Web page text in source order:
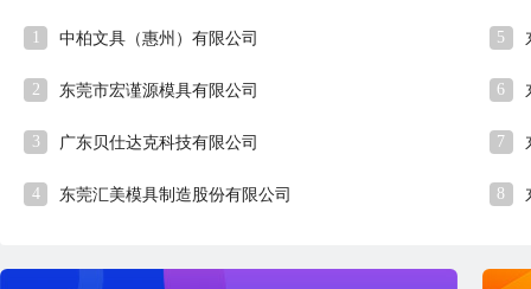
1 中柏文具（惠州）有限公司
2 东莞市宏谨源模具有限公司
3 广东贝仕达克科技有限公司
4 东莞汇美模具制造股份有限公司
5
6
7
8